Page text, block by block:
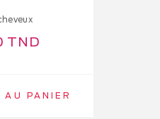
AU PANIER
TND